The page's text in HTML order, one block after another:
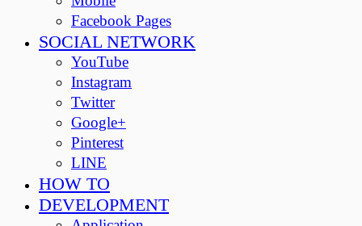
Facebook Pages
SOCIAL NETWORK
YouTube
Instagram
Twitter
Google+
Pinterest
LINE
HOW TO
DEVELOPMENT